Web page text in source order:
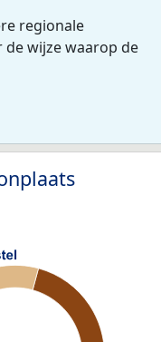
regionale
wijze waarop de